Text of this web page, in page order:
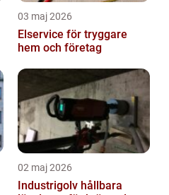
03 maj 2026
Elservice för tryggare
hem och företag
02 maj 2026
Industrigolv hållbara